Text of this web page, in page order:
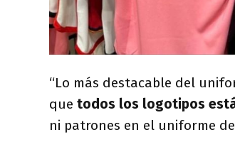
“Lo más destacable del
que todos los logotipos
ni patrones en el uniforme